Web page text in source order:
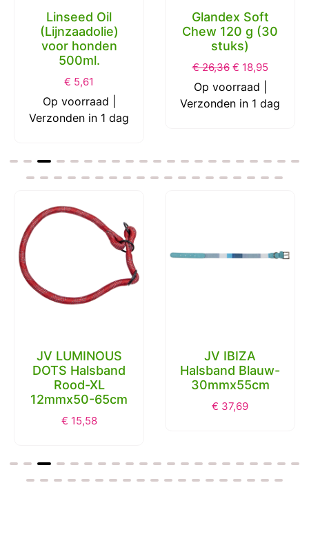
Linseed Oil
(Lijnzaadolie)
voor honden
500ml.
€ 5,61
Op voorraad |
Verzonden in 1 dag
Glandex Soft
Chew 120 g (30
stuks)
€26,36 € 18,95
Op voorraad |
Verzonden in 1 dag
JV LUMINOUS
DOTS Halsband
Rood-XL
12mmx50-65cm
€ 15,58
JV IBIZA
Halsband Blauw-
30mmx55cm
€ 37,69